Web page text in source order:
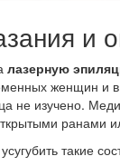
и
лазерную
женщин и
не изучено.
ранами
такие